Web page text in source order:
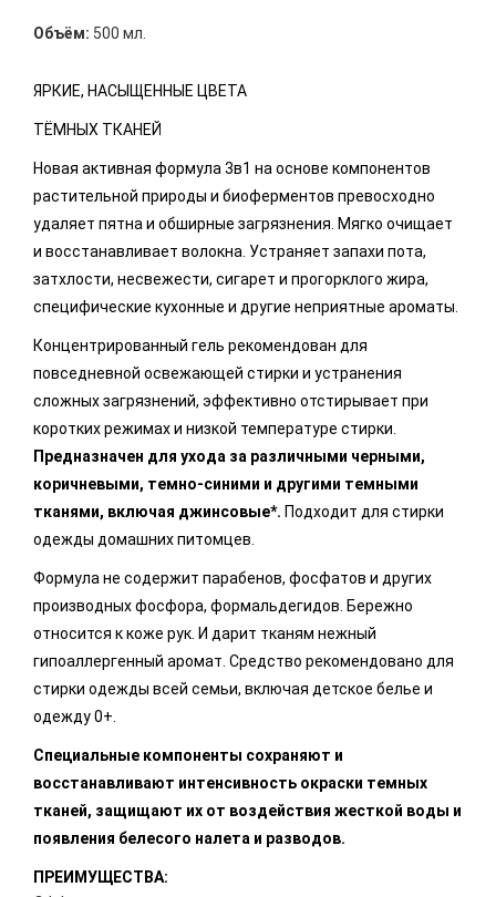
Объём: 500 мл.
ЯРКИЕ, НАСЫЩЕННЫЕ ЦВЕТА
ТЁМНЫХ ТКАНЕЙ
Новая активная формула 3в1 на основе компонентов
растительной природы и биоферментов превосходно
удаляет пятна и обширные загрязнения. Мягко очищает
и восстанавливает волокна. Устраняет запахи пота,
затхлости, несвежести, сигарет и прогорклого жира,
специфические кухонные и другие неприятные ароматы.
Концентрированный гель рекомендован для
повседневной освежающей стирки и устранения
сложных загрязнений, эффективно отстирывает при
коротких режимах и низкой температуре стирки.
Предназначен для ухода за различными черными,
коричневыми, темно-синими и другими темными
тканями, включая джинсовые*. Подходит для стирки
одежды домашних питомцев.
Формула не содержит парабенов, фосфатов и других
производных фосфора, формальдегидов. Бережно
относится к коже рук. И дарит тканям нежный
гипоаллергенный аромат. Средство рекомендовано для
стирки одежды всей семьи, включая детское белье и
одежду 0+.
Специальные компоненты сохраняют и
восстанавливают интенсивность окраски темных
тканей, защищают их от воздействия жесткой воды и
появления белесого налета и разводов.
ПРЕИМУЩЕСТВА: